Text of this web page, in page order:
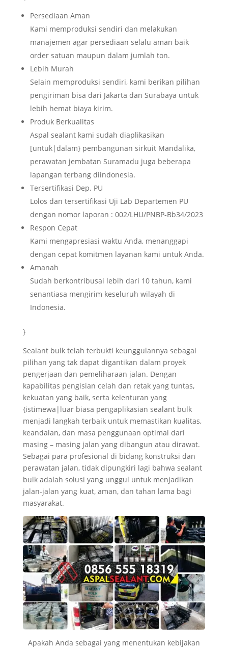
Persediaan Aman
Kami memproduksi sendiri dan melakukan
manajemen agar persediaan selalu aman baik
order satuan maupun dalam jumlah ton.
Lebih Murah
Selain memproduksi sendiri, kami berikan pilihan
pengiriman bisa dari Jakarta dan Surabaya untuk
lebih hemat biaya kirim.
Produk Berkualitas
Aspal sealant kami sudah diaplikasikan
[untuk|dalam} pembangunan sirkuit Mandalika,
perawatan jembatan Suramadu juga beberapa
lapangan terbang diindonesia.
Tersertifikasi Dep. PU
Lolos dan tersertifikasi Uji Lab Departemen PU
dengan nomor laporan : 002/LHU/PNBP-Bb34/2023
Respon Cepat
Kami mengapresiasi waktu Anda, menanggapi
dengan cepat komitmen layanan kami untuk Anda.
Amanah
Sudah berkontribusai lebih dari 10 tahun, kami
senantiasa mengirim keseluruh wilayah di
Indonesia.
}
Sealant bulk telah terbukti keunggulannya sebagai
pilihan yang tak dapat digantikan dalam proyek
pengerjaan dan pemeliharaan jalan. Dengan
kapabilitas pengisian celah dan retak yang tuntas,
kekuatan yang baik, serta kelenturan yang
{istimewa|luar biasa pengaplikasian sealant bulk
menjadi langkah terbaik untuk memastikan kualitas,
keandalan, dan masa penggunaan optimal dari
masing – masing jalan yang dibangun atau dirawat.
Sebagai para profesional di bidang konstruksi dan
perawatan jalan, tidak dipungkiri lagi bahwa sealant
bulk adalah solusi yang unggul untuk menjadikan
jalan-jalan yang kuat, aman, dan tahan lama bagi
masyarakat.
Apakah Anda sebagai yang menentukan kebijakan